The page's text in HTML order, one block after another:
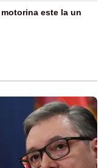
este la un